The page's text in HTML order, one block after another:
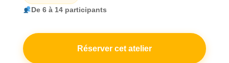
De 6 à 14 participants
Réserver cet atelier